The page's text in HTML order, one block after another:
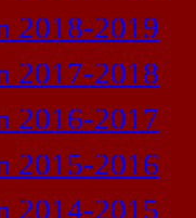
2018-2019
2017-2018
2016-2017
2015-2016
2014-2015